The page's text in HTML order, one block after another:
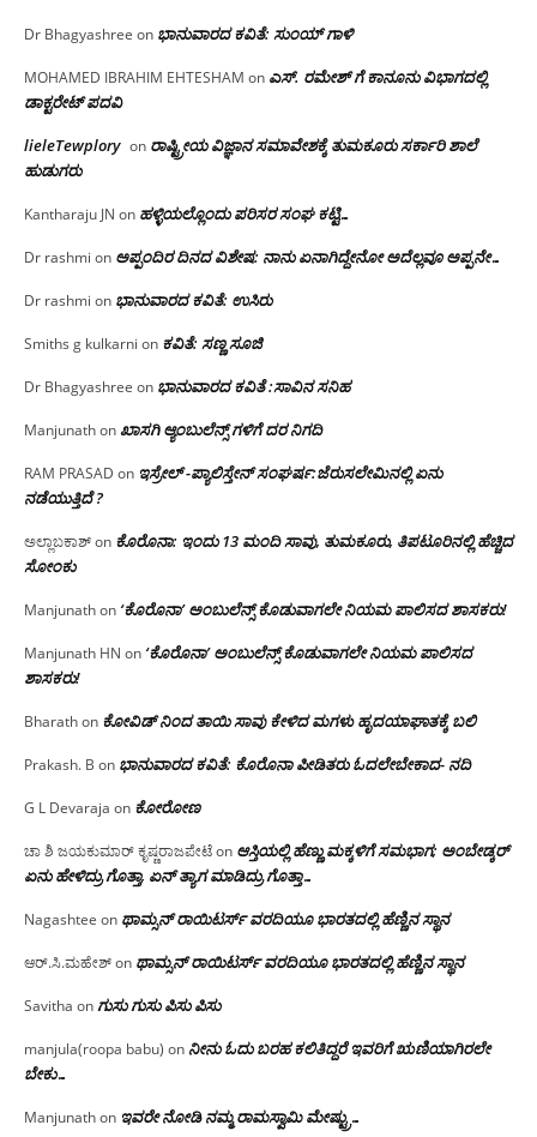
Dr Bhagyashree on ಭಾನುವಾರದ ಕವಿತೆ: ಸುಂಯ್ ಗಾಳಿ
MOHAMED IBRAHIM EHTESHAM on ಎಸ್. ರಮೇಶ್ ಗೆ ಕಾನೂನು ವಿಭಾಗದಲ್ಲಿ
ಡಾಕ್ಟರೇಟ್ ಪದವಿ
lieleTewplory on ರಾಷ್ಟ್ರೀಯ ವಿಜ್ಞಾನ ಸಮಾವೇಶಕ್ಕೆ‌ ತುಮಕೂರು ಸರ್ಕಾರಿ ಶಾಲೆ
ಹುಡುಗರು
Kantharaju JN on ಹಳ್ಳಿಯಲ್ಲೊಂದು ಪರಿಸರ ಸಂಘ ಕಟ್ಟಿ…
Dr rashmi on ಅಪ್ಪಂದಿರ ದಿನದ ವಿಶೇಷ: ನಾನು ಏನಾಗಿದ್ದೇನೋ‌ ಅದೆಲ್ಲವೂ ಅಪ್ಪನೇ…
Dr rashmi on ಭಾನುವಾರದ ಕವಿತೆ: ಉಸಿರು
Smiths g kulkarni on ಕವಿತೆ: ಸಣ್ಣ ಸೂಜಿ
Dr Bhagyashree on ಭಾನುವಾರದ ಕವಿತೆ :ಸಾವಿನ ಸನಿಹ
Manjunathonಖಾಸಗಿ ಆ್ಯಂಬುಲೆನ್ಸ್ ಗಳಿಗೆ ದರ ನಿಗದಿ
RAM PRASAD on ಇಸ್ರೇಲ್ -ಪ್ಯಾಲಿಸ್ತೇನ್ ಸಂಘರ್ಷ:ಜೆರುಸಲೇಮಿನಲ್ಲಿ ಏನು
ನಡೆಯುತ್ತಿದೆ ?
ಅಲ್ಲಾಬಕಾಶ್on ಕೊರೊನಾ: ಇಂದು 13 ಮಂದಿ ಸಾವು, ತುಮಕೂರು, ತಿಪಟೂರಿನಲ್ಲಿ ಹೆಚ್ಚಿದ
ಸೋಂಕು
Manjunathon ‘ಕೊರೊನಾ’ ಅಂಬುಲೆನ್ಸ್ ಕೊಡುವಾಗಲೇ ನಿಯಮ ಪಾಲಿಸದ ಶಾಸಕರು!
Manjunath HN on ‘ಕೊರೊನಾ’ ಅಂಬುಲೆನ್ಸ್ ಕೊಡುವಾಗಲೇ ನಿಯಮ ಪಾಲಿಸದ
ಶಾಸಕರು!
Bharathon ಕೋವಿಡ್ ನಿಂದ ತಾಯಿ ಸಾವು ಕೇಳಿದ ಮಗಳು ಹೃದಯಾಘಾತಕ್ಕೆ ಬಲಿ
Prakash. B on ಭಾನುವಾರದ ಕವಿತೆ: ಕೊರೊನಾ ಪೀಡಿತರು ಓದಲೇಬೇಕಾದ- ನದಿ
G L Devaraja on ಕೋರೋಣ
ಚಾ ಶಿ ಜಯಕುಮಾರ್ ಕೃಷ್ಣರಾಜಪೇಟೆon ಆಸ್ತಿಯಲ್ಲಿ ಹೆಣ್ಣು ಮಕ್ಕಳಿಗೆ ಸಮಭಾಗ; ಅಂಬೇಡ್ಕರ್
ಏನು ಹೇಳಿದ್ರು ಗೊತ್ತಾ, ಏನ್ ತ್ಯಾಗ ಮಾಡಿದ್ರು ಗೊತ್ತಾ…
Nagashtee on ಥಾಮ್ಸನ್ ರಾಯಿಟರ್ಸ್ ವರದಿಯೂ ಭಾರತದಲ್ಲಿ ಹೆಣ್ಣಿನ ಸ್ಥಾನ‌
ಆರ್.ಸಿ.ಮಹೇಶ್on ಥಾಮ್ಸನ್ ರಾಯಿಟರ್ಸ್ ವರದಿಯೂ ಭಾರತದಲ್ಲಿ ಹೆಣ್ಣಿನ ಸ್ಥಾನ‌
Savitha onಗುಸು ಗುಸು ಪಿಸು ಪಿಸು
manjula(roopa babu) on ನೀನು ಓದು ಬರಹ ಕಲಿತಿದ್ದರೆ ಇವರಿಗೆ ಋಣಿಯಾಗಿರಲೇ
ಬೇಕು…
Manjunathon ಇವರೇ‌ ನೋಡಿ‌ ನಮ್ಮ‌ ರಾಮಸ್ವಾಮಿ ಮೇಷ್ಟ್ರು…